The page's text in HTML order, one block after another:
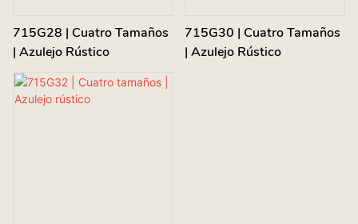
715G28 | Cuatro Tamaños
| Azulejo Rústico
715G30 | Cuatro Tamaños
| Azulejo Rústico